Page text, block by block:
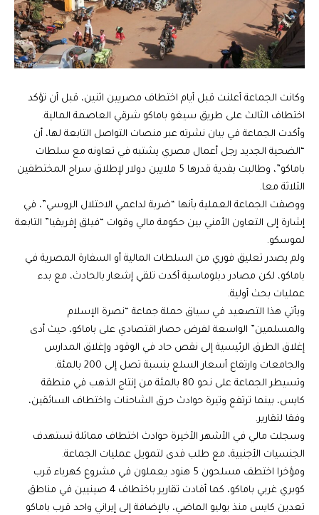
وكانت الجماعة أعلنت قبل أيام اختطاف مصريين اثنين، قبل أن تؤكد
اختطاف الثالث على طريق سيغو باماكو شرقي العاصمة المالية.
وأكدت الجماعة في بيان نشرته عبر منصات التواصل التابعة لها، أن
“الضحية الجديد رجل أعمال مصري يشتبه في تعاونه مع سلطات
باماكو”، وطالبت بفدية قدرها 5 ملايين دولار لإطلاق سراح المختطفين
الثلاثة معا.
ووصفت الجماعة العملية بأنها “ضربة لداعمي الاحتلال الروسي”، في
إشارة إلى التعاون الأمني بين حكومة مالي وقوات “فيلق إفريقيا” التابعة
لموسكو.
ولم يصدر تعليق فوري من السلطات المالية أو السفارة المصرية في
باماكو، لكن مصادر دبلوماسية أكدت تلقي إشعار بالحادث، مع بدء
عمليات بحث أولية.
ويأتي هذا التصعيد في سياق حملة جماعة “نصرة الإسلام
والمسلمين” الواسعة لفرض حصار اقتصادي على باماكو، حيث أدى
إغلاق الطرق الرئيسية إلى نقص حاد في الوقود وإغلاق المدارس
والجامعات وارتفاع أسعار السلع بنسبة تصل إلى 200 بالمئة.
وتسيطر الجماعة على نحو 80 بالمئة من إنتاج الذهب في منطقة
كايس، بينما ترتفع وتيرة حوادث حرق الشاحنات واختطاف السائقين،
وفقا لتقارير.
وسجلت مالي في الأشهر الأخيرة حوادث اختطاف مماثلة تستهدف
الجنسيات الأجنبية، مع طلب فدى لتمويل عمليات الجماعة.
ومؤخرا اختطف مسلحون 5 هنود يعملون في مشروع كهرباء قرب
كوبري غربي باماكو، كما أفادت تقارير باختطاف 4 صينيين في مناطق
تعدين كايس منذ يوليو الماضي، بالإضافة إلى إيراني واحد قرب باماكو